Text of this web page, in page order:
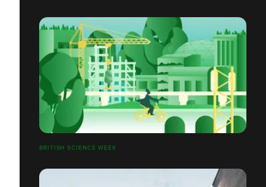
BRITISH SCIENCE WEEK